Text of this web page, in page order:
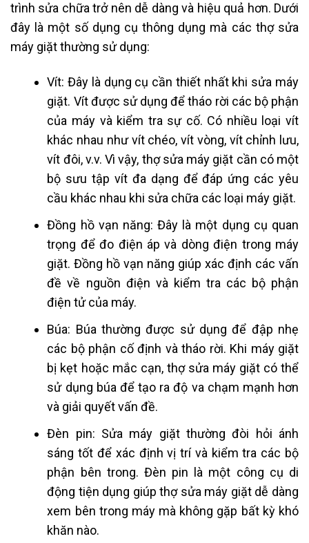
trình sửa chữa trở nên dễ dàng và hiệu quả hơn. Dưới
đây là một số dụng cụ thông dụng mà các thợ sửa
máy giặt thường sử dụng:
Vít: Đây là dụng cụ cần thiết nhất khi sửa máy
giặt. Vít được sử dụng để tháo rời các bộ phận
của máy và kiểm tra sự cố. Có nhiều loại vít
khác nhau như vít chéo, vít vòng, vít chỉnh lưu,
vít đôi, v.v. Vì vậy, thợ sửa máy giặt cần có một
bộ sưu tập vít đa dạng để đáp ứng các yêu
cầu khác nhau khi sửa chữa các loại máy giặt.
Đồng hồ vạn năng: Đây là một dụng cụ quan
trọng để đo điện áp và dòng điện trong máy
giặt. Đồng hồ vạn năng giúp xác định các vấn
đề về nguồn điện và kiểm tra các bộ phận
điện tử của máy.
Búa: Búa thường được sử dụng để đập nhẹ
các bộ phận cố định và tháo rời. Khi máy giặt
bị kẹt hoặc mắc cạn, thợ sửa máy giặt có thể
sử dụng búa để tạo ra độ va chạm mạnh hơn
và giải quyết vấn đề.
Đèn pin: Sửa máy giặt thường đòi hỏi ánh
sáng tốt để xác định vị trí và kiểm tra các bộ
phận bên trong. Đèn pin là một công cụ di
động tiện dụng giúp thợ sửa máy giặt dễ dàng
xem bên trong máy mà không gặp bất kỳ khó
khăn nào.